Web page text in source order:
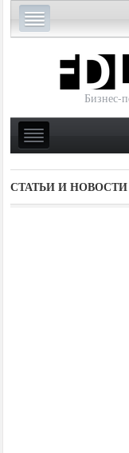
Бизнес-
СТАТЬИ И